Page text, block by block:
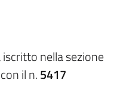
iscritto nella sezione
con il n.5417